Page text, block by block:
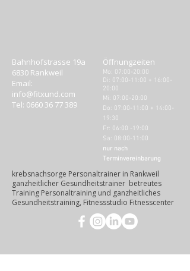
Bahnhofstrasse 19a
6830 Rankweil
Email:
info@fitxund.com
Tel: 0660 36 77 389
Öffnungzeiten
Mo: 07:00-20:00
Di: 07:00-11:00 + 16:00-
20:00
Mi: 07:00-20:00​
Do: 07:00-11:00 + 14:00-
19:30
Fr: 06:00 -19:00
Sa: 08:00-11:00
nur nach
Terminvereinbarung
krebsnachsorge Personaltrainer in Rankweil
ganzheitlicher Gesundheitstrainer betreutes
Training Personaltraining und ganzheitliches
Gesundheitstraining, Fitnessstudio Fitnesscenter